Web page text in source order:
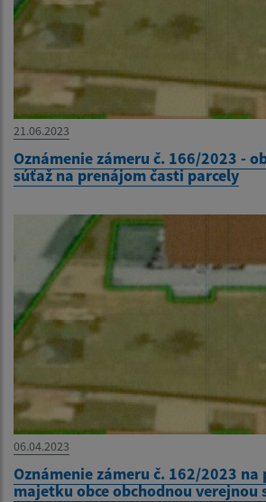
21.06.2023
Oznámenie zámeru č. 166/2023 -
súťaž na prenájom časti parcely
06.04.2023
Oznámenie zámeru č. 162/2023 na
majetku obce obchodnou verejnou